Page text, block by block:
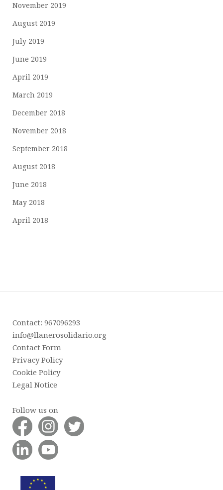
November 2019
August 2019
July 2019
June 2019
April 2019
March 2019
December 2018
November 2018
September 2018
August 2018
June 2018
May 2018
April 2018
Contact: 967096293
info@llanerosolidario.org
Contact Form
Privacy Policy
Cookie Policy
Legal Notice
Follow us on